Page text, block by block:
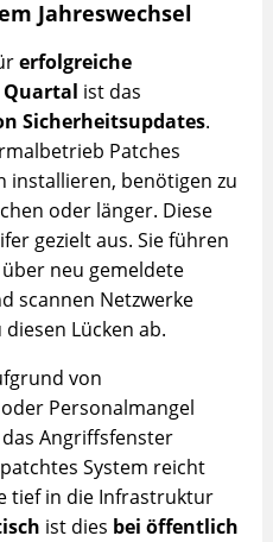
Jahreswechsel
erfolgreiche
Quartal ist das
Sicherheitsupdates.
Patches
installieren, benötigen zu
oder länger. Diese
gezielt aus. Sie führen
neu gemeldete
scannen Netzwerke
Lücken ab.
von
Personalmangel
Angriffsfenster
System reicht
tief in die Infrastruktur
ist dies bei öffentlich